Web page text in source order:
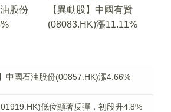
股份
【異動股】中國有贊
(08083.HK)漲11.11%
中國石油股份(00857.HK)漲4.66%
低位顯著反彈，初段升4.8%